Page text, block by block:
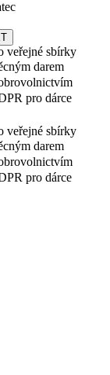
veřejné sbírky
darem
pro dárce
veřejné sbírky
darem
pro dárce